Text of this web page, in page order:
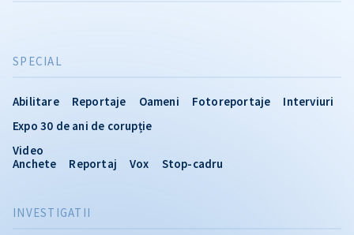
INVESTIGATII
SPECIAL
Abilitare Reportaje Oameni Fotoreportaje
Interviuri
Expo 30 de ani de corupție
Video
Anchete
Reportaj Vox Stop-cadru